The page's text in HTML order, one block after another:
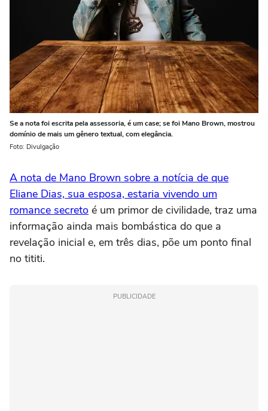
Se a nota foi escrita pela assessoria, é um case; se foi Mano Brown, mostrou
domínio de mais um gênero textual, com elegância.
Foto: Divulgação
A nota de Mano Brown sobre a notícia de que
Eliane Dias, sua esposa, estaria vivendo um
romance secreto é um primor de civilidade, traz uma
informação ainda mais bombástica do que a
revelação inicial e, em três dias, põe um ponto final
no tititi.
PUBLICIDADE